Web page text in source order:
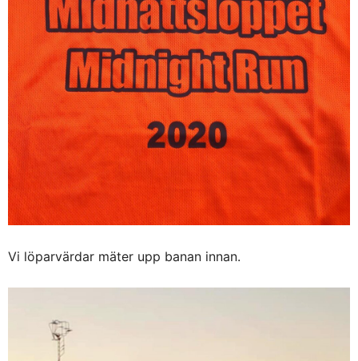
Vi löparvärdar mäter upp banan innan.